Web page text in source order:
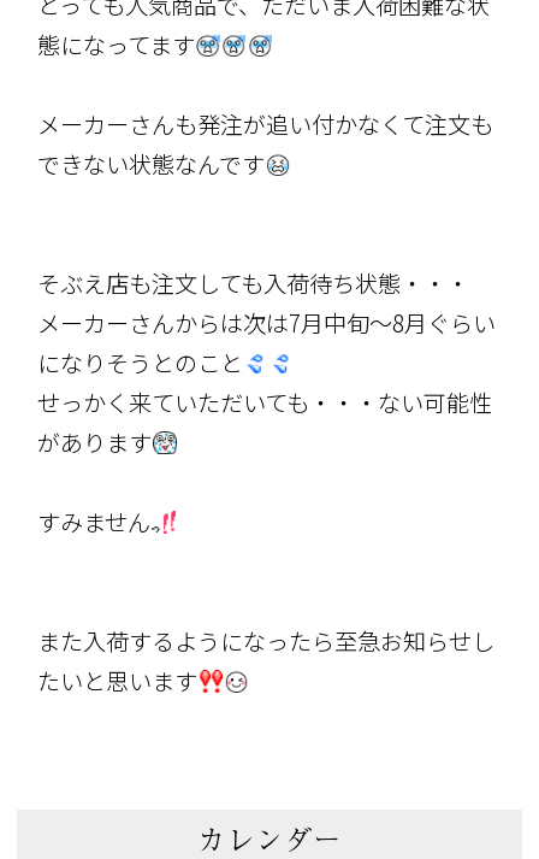
態になってます
メーカーさんも発注が追い付かなくて注文も
できない状態なんです
そぶえ店も注文しても入荷待ち状態・・・
メーカーさんからは次は7月中旬～8月ぐらい
になりそうとのこと
せっかく来ていただいても・・・ない可能性
があります
すみません
また入荷するようになったら至急お知らせし
たいと思います
カレンダー